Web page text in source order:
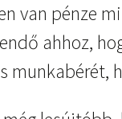
van pénze
ahhoz,
munkabérét,